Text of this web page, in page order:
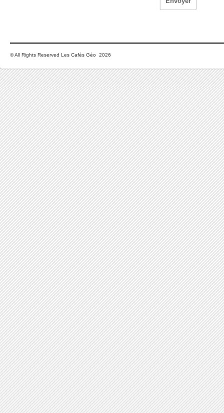
© All Rights Reserved Les Cafés Géo 2026